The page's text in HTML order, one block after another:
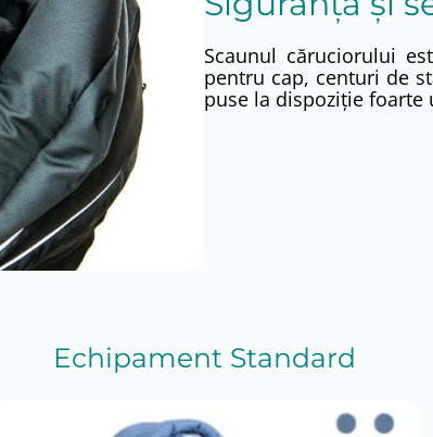
Scaunul căruciorului
pentru cap, centuri de
puse la dispoziţie foarte
Echipament Standard